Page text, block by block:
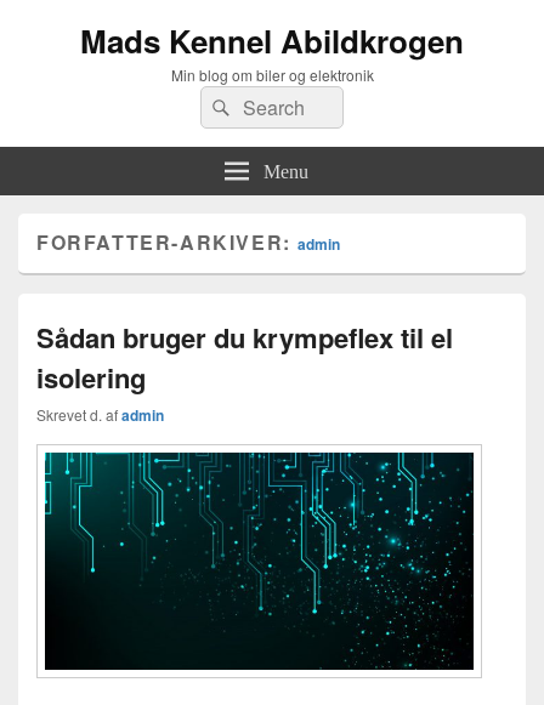
Mads Kennel Abildkrogen
Min blog om biler og elektronik
Search
for:
Søg
Menu
FORFATTER-ARKIVER:admin
Sådan bruger du krympeflex til el
isolering
Skrevet d. afadmin